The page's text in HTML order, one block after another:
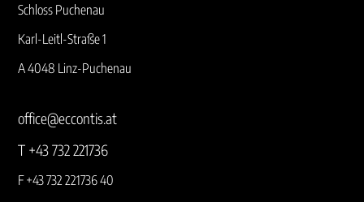
Schloss Puchenau
Karl-Leitl-Straße 1
A 4048 Linz-Puchenau
office@eccontis.at
T +43 732 221736
F +43 732 221736 40